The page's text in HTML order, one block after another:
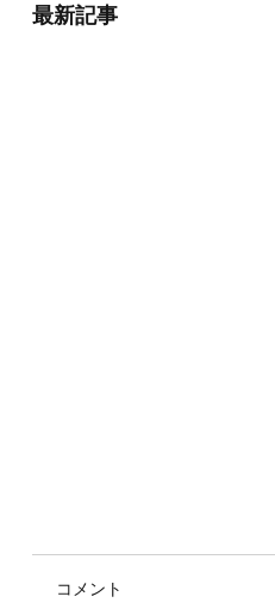
最新記事
コメント